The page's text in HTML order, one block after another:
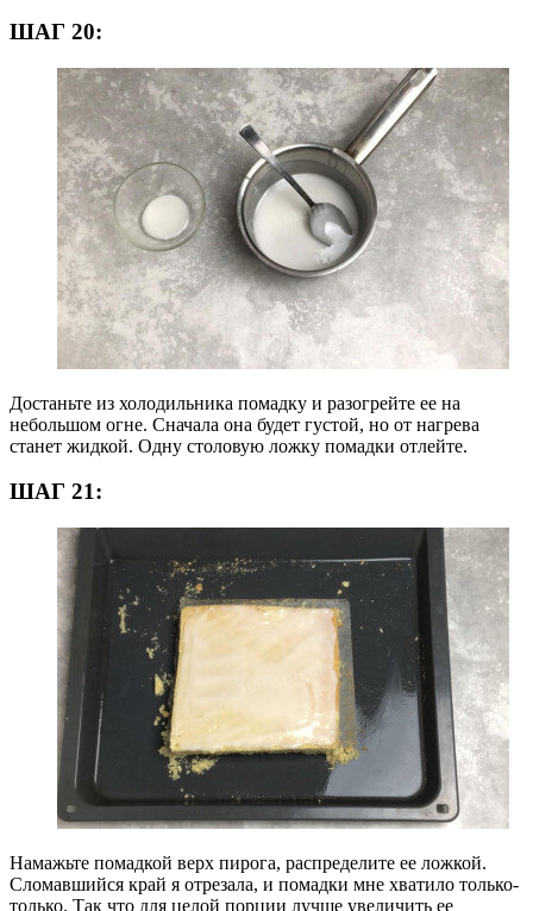
ШАГ 20:
Достаньте из холодильника помадку и разогрейте ее на
небольшом огне. Сначала она будет густой, но от нагрева
станет жидкой. Одну столовую ложку помадки отлейте.
ШАГ 21:
Намажьте помадкой верх пирога, распределите ее ложкой.
Сломавшийся край я отрезала, и помадки мне хватило только-
только. Так что для целой порции лучше увеличить ее